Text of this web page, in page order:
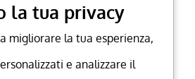
la tua privacy
migliorare la tua esperienza,
e analizzare il